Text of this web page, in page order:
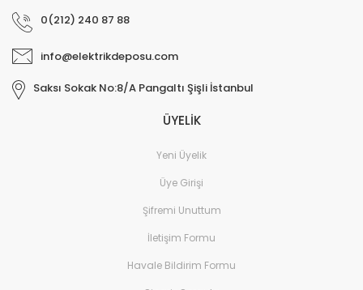
0(212) 240 87 88
info@elektrikdeposu.com
Saksı Sokak No:8/A Pangaltı Şişli İstanbul
ÜYELİK
Yeni Üyelik
Üye Girişi
Şifremi Unuttum
İletişim Formu
Havale Bildirim Formu